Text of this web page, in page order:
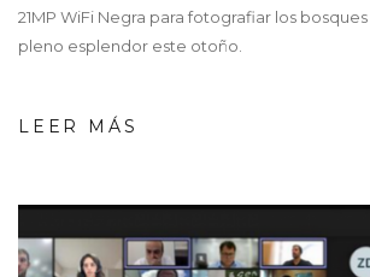
21MP WiFi Negra para fotografiar los
pleno esplendor este otoño.
LEER MÁS